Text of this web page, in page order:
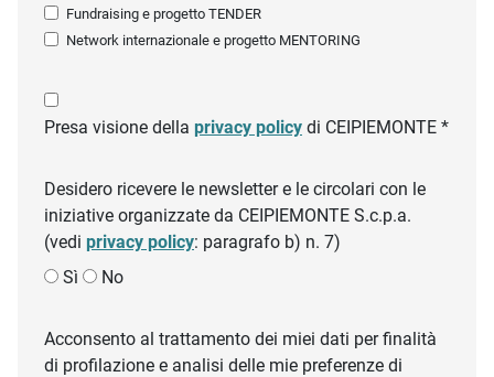
Fundraising e progetto TENDER
Network internazionale e progetto MENTORING
Presa visione della privacy policy di CEIPIEMONTE *
Desidero ricevere le newsletter e le circolari con le
iniziative organizzate da CEIPIEMONTE S.c.p.a.
(vedi privacy policy: paragrafo b) n. 7)
Sì
No
Acconsento al trattamento dei miei dati per finalità
di profilazione e analisi delle mie preferenze di